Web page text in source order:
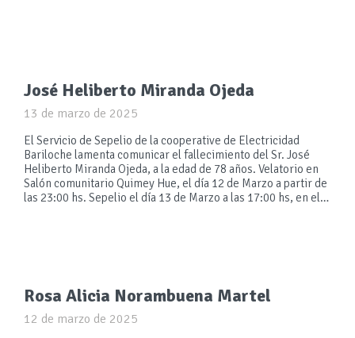
José Heliberto Miranda Ojeda
13 de marzo de 2025
El Servicio de Sepelio de la cooperative de Electricidad
Bariloche lamenta comunicar el fallecimiento del Sr. José
Heliberto Miranda Ojeda, a la edad de 78 años. Velatorio en
Salón comunitario Quimey Hue, el día 12 de Marzo a partir de
las 23:00 hs. Sepelio el día 13 de Marzo a las 17:00 hs, en el…
Rosa Alicia Norambuena Martel
12 de marzo de 2025